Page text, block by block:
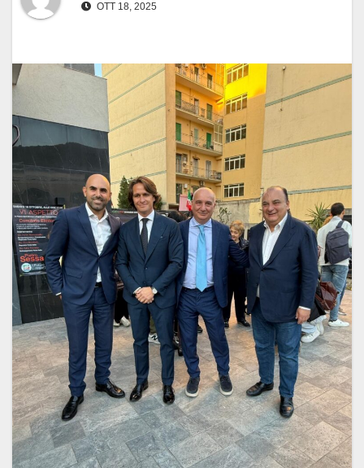
OTT 18, 2025